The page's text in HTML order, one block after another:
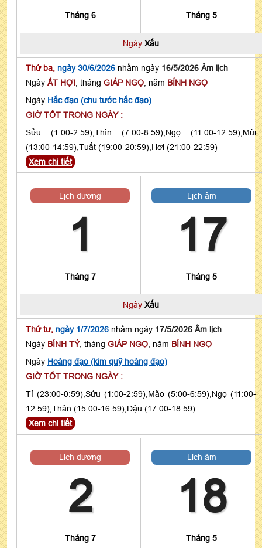
Tháng 6 Tháng 5
Ngày Xấu
Thứ ba, ngày 30/6/2026 nhằm ngày 16/5/2026 Âm lịch
Ngày ẤT HỢI , tháng GIÁP NGỌ , năm BÍNH NGỌ
Ngày Hắc đạo (chu tước hắc đạo)
GIỜ TỐT TRONG NGÀY :
Sửu (1:00-2:59),Thìn (7:00-8:59),Ngọ (11:00-12:59),Mùi
(13:00-14:59),Tuất (19:00-20:59),Hợi (21:00-22:59)
Xem chi tiết
Lịch dương
1
Tháng 7
Lịch âm
17
Tháng 5
Ngày Xấu
Thứ tư, ngày 1/7/2026 nhằm ngày 17/5/2026 Âm lịch
Ngày BÍNH TÝ, tháng GIÁP NGỌ , năm BÍNH NGỌ
Ngày Hoàng đạo (kim quỹ hoàng đạo)
GIỜ TỐT TRONG NGÀY :
Tí (23:00-0:59),Sửu (1:00-2:59),Mão (5:00-6:59),Ngọ (11:00-
12:59),Thân (15:00-16:59),Dậu (17:00-18:59)
Xem chi tiết
Lịch dương
2
Tháng 7
Lịch âm
18
Tháng 5